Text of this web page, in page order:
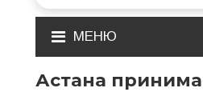
МЕНЮ
Астана